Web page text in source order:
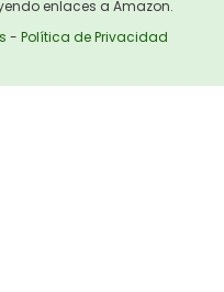
enlaces a Amazon.
- Política de Privacidad